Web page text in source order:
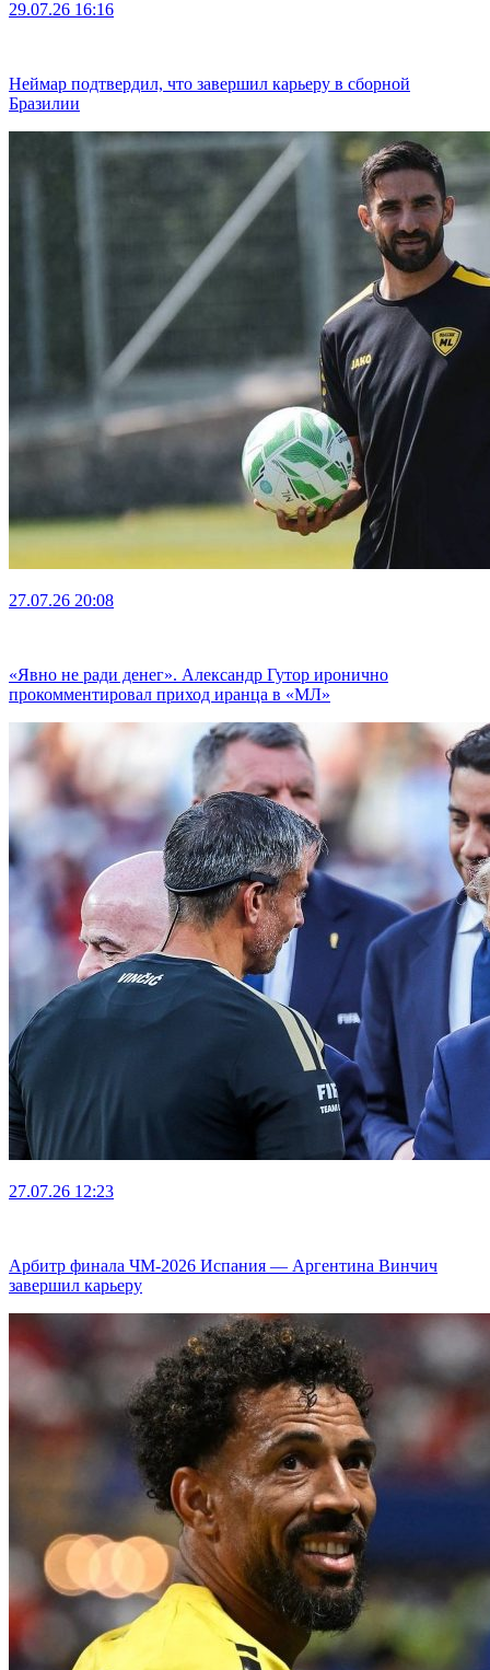
29.07.26 16:16
Неймар подтвердил, что завершил карьеру в сборной
Бразилии
27.07.26 20:08
«Явно не ради денег». Александр Гутор иронично
прокомментировал приход иранца в «МЛ»
27.07.26 12:23
Арбитр финала ЧМ-2026 Испания — Аргентина Винчич
завершил карьеру